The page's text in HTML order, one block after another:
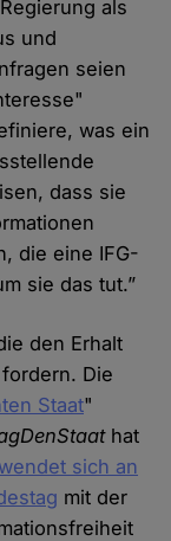
als
und
seien
was ein
dass sie
die eine IFG-
sie das tut.”
den Erhalt
Die
Staat"
hat
wendet sich an
mit der